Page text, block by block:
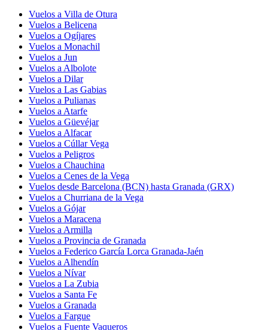
Vuelos a Villa de Otura
Vuelos a Belicena
Vuelos a Ogíjares
Vuelos a Monachil
Vuelos a Jun
Vuelos a Albolote
Vuelos a Dilar
Vuelos a Las Gabias
Vuelos a Pulianas
Vuelos a Atarfe
Vuelos a Güevéjar
Vuelos a Alfacar
Vuelos a Cúllar Vega
Vuelos a Peligros
Vuelos a Chauchina
Vuelos a Cenes de la Vega
Vuelos desde Barcelona (BCN) hasta Granada (GRX)
Vuelos a Churriana de la Vega
Vuelos a Gójar
Vuelos a Maracena
Vuelos a Armilla
Vuelos a Provincia de Granada
Vuelos a Federico García Lorca Granada-Jaén
Vuelos a Alhendín
Vuelos a Nívar
Vuelos a La Zubia
Vuelos a Santa Fe
Vuelos a Granada
Vuelos a Fargue
Vuelos a Fuente Vaqueros